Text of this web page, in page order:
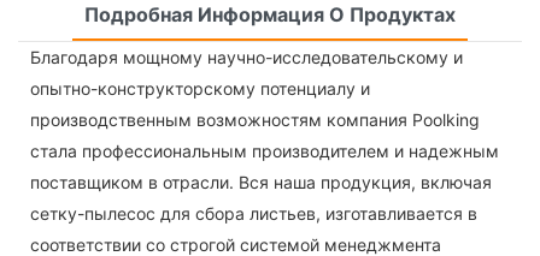
Подробная Информация О Продуктах
Благодаря мощному научно-исследовательскому и
опытно-конструкторскому потенциалу и
производственным возможностям компания Poolking
стала профессиональным производителем и надежным
поставщиком в отрасли. Вся наша продукция, включая
сетку-пылесос для сбора листьев, изготавливается в
соответствии со строгой системой менеджмента